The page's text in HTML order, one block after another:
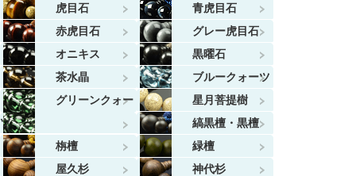
虎目石
青虎目石
赤虎目石
グレー虎目石
オニキス
黒曜石
茶水晶
ブルークォーツ
グリーンクォー
ツ
星月菩提樹
縞黒檀・黒檀
栴檀
緑檀
屋久杉
神代杉